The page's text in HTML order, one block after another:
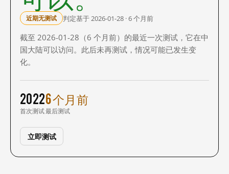
近期无测试 判定基于 2026-01-28 · 6 个月前
截至 2026-01-28（6 个月前）的最近一次测试，它在中
国大陆可以访问。此后未再测试，情况可能已发生变
化。
2022
首次测试
6 个月前
最后测试
立即测试